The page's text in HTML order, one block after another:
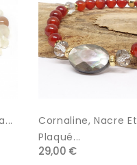
Cornaline, Nacre Et
Plaqué...
29,00 €